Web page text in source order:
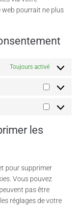
web pourrait ne plus
Toujours activé
les
pour supprimer
Vous pouvez
pas être
réglages de votre